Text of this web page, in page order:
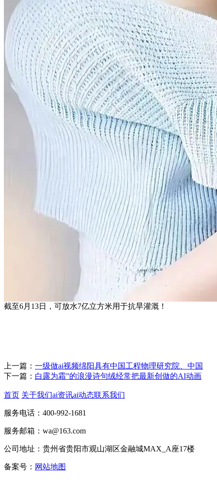
截至6月13日，可放水7亿立方米用于抗旱灌溉！
上一篇： 一级做ai视频绵阳具有中国工程物理研究院、中国
下一篇： 白露为霜”的浪漫诗句绒经常把最新创做的AI动画
首页 关于我们ai资讯ai动态联系我们
服务电话：400-992-1681
服务邮箱：wa@163.com
公司地址：贵州省贵阳市观山湖区金融城MAX_A座17楼
备案号： 网站地图